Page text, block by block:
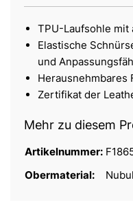
TPU-Laufsohle
Elastische
und
Herausnehmbares
Zertifikat der
Mehr zu diesem
Artikelnummer:
Obermaterial: